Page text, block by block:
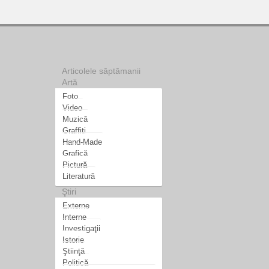
Articolele săptămanii
Artă
Foto
Video
Muzică
Graffiti
Hand-Made
Grafică
Pictură
Literatură
Ştiri
Externe
Interne
Investigaţii
Istorie
Ştiinţă
Politică